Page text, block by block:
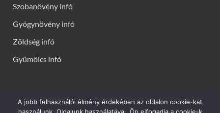
Szobanövény infó
Gyógynövény infó
Zöldség infó
Gyümölcs infó
Kerti virágok - Virág infók: Virág, virágok, évelők, örökzöldek,
A jobb felhasználói élmény érdekében az oldalon cookie-kat